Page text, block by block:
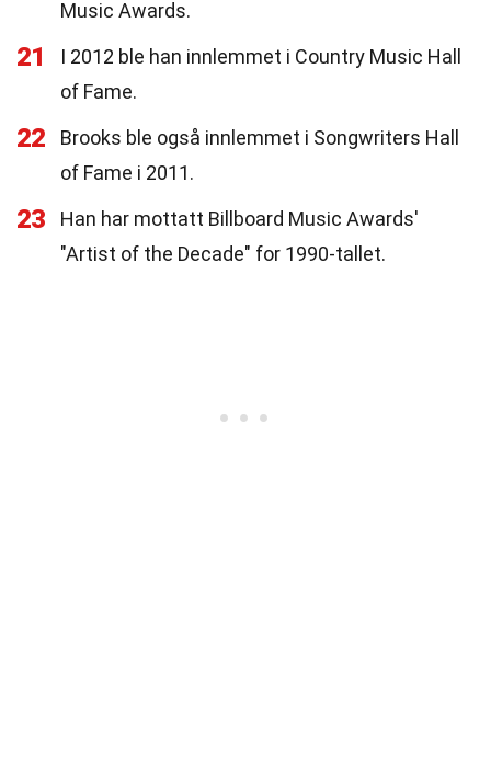
Music Awards.
21
I 2012 ble han innlemmet i Country Music Hall
of Fame.
22
Brooks ble også innlemmet i Songwriters Hall
of Fame i 2011.
23
Han har mottatt Billboard Music Awards'
"Artist of the Decade" for 1990-tallet.